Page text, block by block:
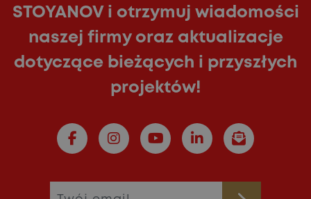
STOYANOV i otrzymuj wiadomości
naszej firmy oraz aktualizacje
dotyczące bieżących i przyszłych
projektów!